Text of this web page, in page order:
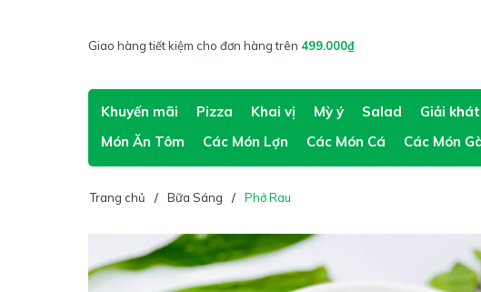
Giao hàng tiết kiệm cho đơn hàng trên 499.000₫
Khuyến mãi Pizza Khai vị Mỳ ý Salad Giải khát
Món Ăn Tôm
Các Món Lợn Các Món Cá Các Món
Trang chủ Bữa Sáng Phở Rau